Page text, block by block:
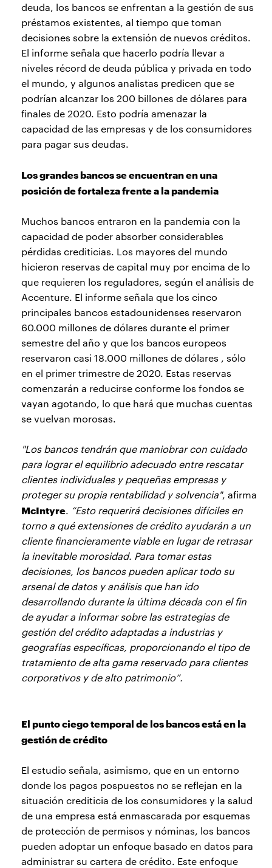
deuda, los bancos se enfrentan a la gestión de sus
préstamos existentes, al tiempo que toman
decisiones sobre la extensión de nuevos créditos.
El informe señala que hacerlo podría llevar a
niveles récord de deuda pública y privada en todo
el mundo, y algunos analistas predicen que se
podrían alcanzar los 200 billones de dólares para
finales de 2020. Esto podría amenazar la
capacidad de las empresas y de los consumidores
para pagar sus deudas.
Los grandes bancos se encuentran en una
posición de fortaleza frente a la pandemia
Muchos bancos entraron en la pandemia con la
capacidad de poder absorber considerables
pérdidas crediticias. Los mayores del mundo
hicieron reservas de capital muy por encima de lo
que requieren los reguladores, según el análisis de
Accenture. El informe señala que los cinco
principales bancos estadounidenses reservaron
60.000 millones de dólares durante el primer
semestre del año y que los bancos europeos
reservaron casi 18.000 millones de dólares , sólo
en el primer trimestre de 2020. Estas reservas
comenzarán a reducirse conforme los fondos se
vayan agotando, lo que hará que muchas cuentas
se vuelvan morosas.
"Los bancos tendrán que maniobrar con cuidado
para lograr el equilibrio adecuado entre rescatar
clientes individuales y pequeñas empresas y
proteger su propia rentabilidad y solvencia", afirma
McIntyre. “Esto requerirá decisiones difíciles en
torno a qué extensiones de crédito ayudarán a un
cliente financieramente viable en lugar de retrasar
la inevitable morosidad. Para tomar estas
decisiones, los bancos pueden aplicar todo su
arsenal de datos y análisis que han ido
desarrollando durante la última década con el fin
de ayudar a informar sobre las estrategias de
gestión del crédito adaptadas a industrias y
geografías específicas, proporcionando el tipo de
tratamiento de alta gama reservado para clientes
corporativos y de alto patrimonio”.
El punto ciego temporal de los bancos está en la
gestión de crédito
El estudio señala, asimismo, que en un entorno
donde los pagos pospuestos no se reflejan en la
situación crediticia de los consumidores y la salud
de una empresa está enmascarada por esquemas
de protección de permisos y nóminas, los bancos
pueden adoptar un enfoque basado en datos para
administrar su cartera de crédito. Este enfoque